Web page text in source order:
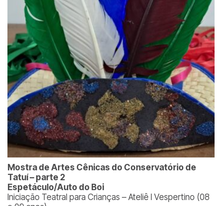
Mostra de Artes Cênicas do Conservatório de
Tatuí – parte 2
Espetáculo/Auto do Boi
Iniciação Teatral para Crianças – Ateliê I Vespertino (08